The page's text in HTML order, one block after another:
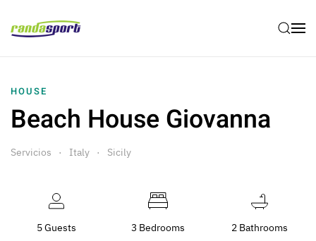
Skip to main content
HOUSE
Beach House Giovanna
Servicios Italy Sicily
5 Guests 3 Bedrooms 2 Bathrooms